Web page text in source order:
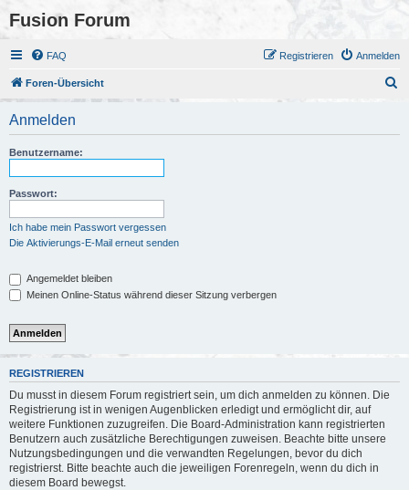
Fusion Forum
FAQ Anmelden
Registrieren
Foren-Übersicht
Anmelden
Benutzername:
Passwort:
Ich habe mein Passwort vergessen
Die Aktivierungs-E-Mail erneut senden
Angemeldet bleiben
Meinen Online-Status während dieser Sitzung verbergen
REGISTRIEREN
Du musst in diesem Forum registriert sein, um dich anmelden zu können. Die
Registrierung ist in wenigen Augenblicken erledigt und ermöglicht dir, auf
weitere Funktionen zuzugreifen. Die Board-Administration kann registrierten
Benutzern auch zusätzliche Berechtigungen zuweisen. Beachte bitte unsere
Nutzungsbedingungen und die verwandten Regelungen, bevor du dich
registrierst. Bitte beachte auch die jeweiligen Forenregeln, wenn du dich in
diesem Board bewegst.